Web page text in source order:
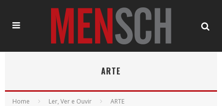
ARTE
Home Ler, Ver e Ouvir ARTE